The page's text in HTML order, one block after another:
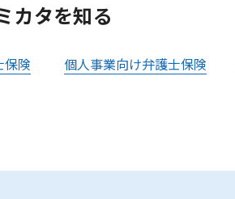
カタを知る
保険 個人事業向け弁護士保険